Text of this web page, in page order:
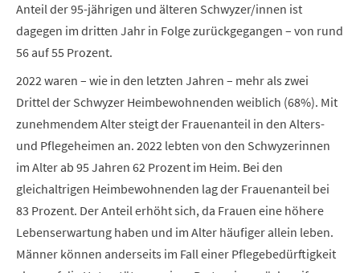
Anteil der 95-jährigen und älteren Schwyzer/innen ist
dagegen im dritten Jahr in Folge zurückgegangen – von rund
56 auf 55 Prozent.
2022 waren – wie in den letzten Jahren – mehr als zwei
Drittel der Schwyzer Heimbewohnenden weiblich (68%). Mit
zunehmendem Alter steigt der Frauenanteil in den Alters-
und Pflegeheimen an. 2022 lebten von den Schwyzerinnen
im Alter ab 95 Jahren 62 Prozent im Heim. Bei den
gleichaltrigen Heimbewohnenden lag der Frauenanteil bei
83 Prozent. Der Anteil erhöht sich, da Frauen eine höhere
Lebenserwartung haben und im Alter häufiger allein leben.
Männer können anderseits im Fall einer Pflegebedürftigkeit